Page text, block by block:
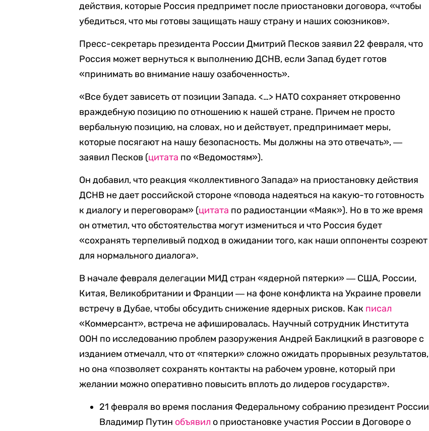
действия, которые Россия предпримет после приостановки договора, «чтобы
убедиться, что мы готовы защищать нашу страну и наших союзников».
Пресс-секретарь президента России Дмитрий Песков заявил 22 февраля, что
Россия может вернуться к выполнению ДСНВ, если Запад будет готов
«принимать во внимание нашу озабоченность».
«Все будет зависеть от позиции Запада.<…> НАТО сохраняет откровенно
враждебную позицию по отношению к нашей стране. Причем не просто
вербальную позицию, на словах, но и действует, предпринимает меры,
которые посягают на нашу безопасность. Мы должны на это отвечать», ―
заявил Песков (цитата по «Ведомостям»).
Он добавил, что реакция «коллективного Запада» на приостановку действия
ДСНВ не дает российской стороне «повода надеяться на какую-то готовность
к диалогу и переговорам» (цитата по радиостанции «Маяк»). Но в то же время
он отметил, что обстоятельства могут измениться и что Россия будет
«сохранять терпеливый подход в ожидании того, как наши оппоненты созреют
для нормального диалога».
В начале февраля делегации МИД стран «ядерной пятерки» ― США, России,
Китая, Великобритании и Франции ― на фоне конфликта на Украине провели
встречу в Дубае, чтобы обсудить снижение ядерных рисков. Как писал
«Коммерсант», встреча не афишировалась. Научный сотрудник Института
ООН по исследованию проблем разоружения Андрей Баклицкий в разговоре с
изданием отмечалл, что от «пятерки» сложно ожидать прорывных результатов,
но она «позволяет сохранять контакты на рабочем уровне, который при
желании можно оперативно повысить вплоть до лидеров государств».
21 февраля во время послания Федеральному собранию президент России
Владимир Путин объявил о приостановке участия России в Договоре о